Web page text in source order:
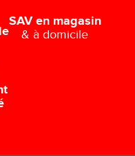
SAV en magasin
& à domicile